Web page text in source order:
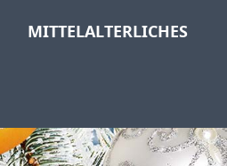
MITTELALTERLICHES